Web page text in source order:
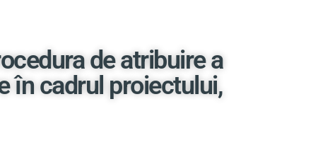
de atribuire a
în cadrul proiectului,